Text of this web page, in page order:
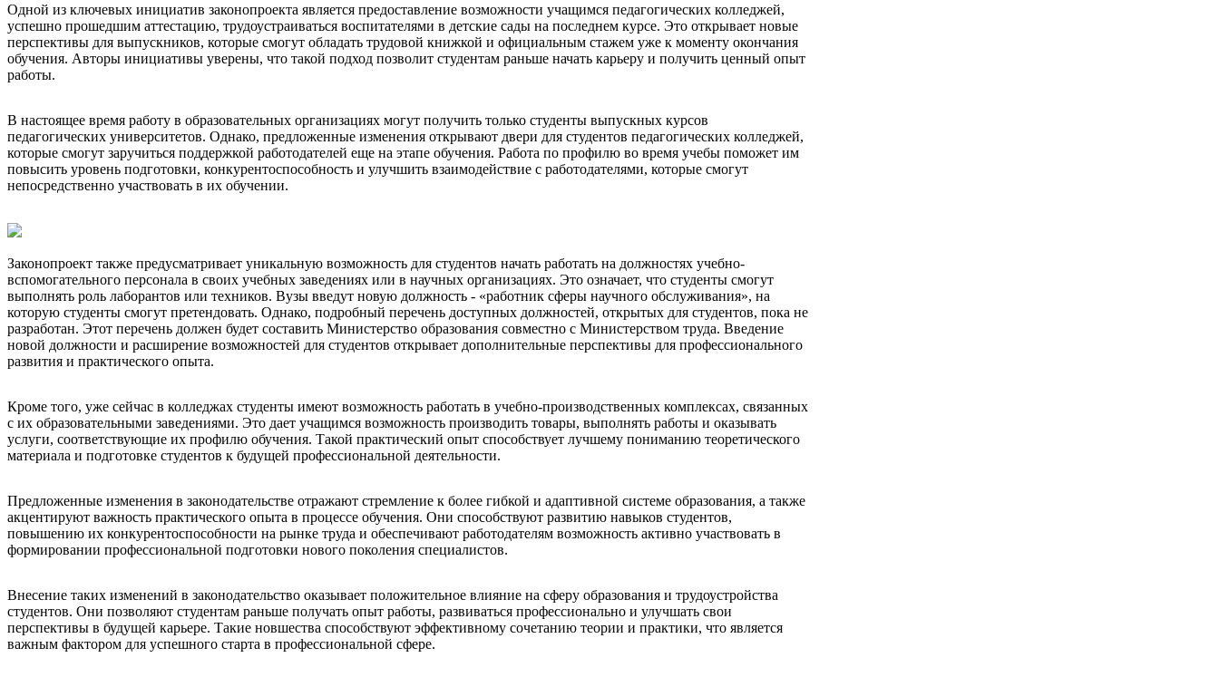
Одной из ключевых инициатив законопроекта является предоставление возможности учащимся педагогических колледжей,
успешно прошедшим аттестацию, трудоустраиваться воспитателями в детские сады на последнем курсе. Это открывает новые
перспективы для выпускников, которые смогут обладать трудовой книжкой и официальным стажем уже к моменту окончания
обучения. Авторы инициативы уверены, что такой подход позволит студентам раньше начать карьеру и получить ценный опыт
работы.
В настоящее время работу в образовательных организациях могут получить только студенты выпускных курсов
педагогических университетов. Однако, предложенные изменения открывают двери для студентов педагогических колледжей,
которые смогут заручиться поддержкой работодателей еще на этапе обучения. Работа по профилю во время учебы поможет им
повысить уровень подготовки, конкурентоспособность и улучшить взаимодействие с работодателями, которые смогут
непосредственно участвовать в их обучении.
Законопроект также предусматривает уникальную возможность для студентов начать работать на должностях учебно-
вспомогательного персонала в своих учебных заведениях или в научных организациях. Это означает, что студенты смогут
выполнять роль лаборантов или техников. Вузы введут новую должность - «работник сферы научного обслуживания», на
которую студенты смогут претендовать. Однако, подробный перечень доступных должностей, открытых для студентов, пока не
разработан. Этот перечень должен будет составить Министерство образования совместно с Министерством труда. Введение
новой должности и расширение возможностей для студентов открывает дополнительные перспективы для профессионального
развития и практического опыта.
Кроме того, уже сейчас в колледжах студенты имеют возможность работать в учебно-производственных комплексах, связанных
с их образовательными заведениями. Это дает учащимся возможность производить товары, выполнять работы и оказывать
услуги, соответствующие их профилю обучения. Такой практический опыт способствует лучшему пониманию теоретического
материала и подготовке студентов к будущей профессиональной деятельности.
Предложенные изменения в законодательстве отражают стремление к более гибкой и адаптивной системе образования, а также
акцентируют важность практического опыта в процессе обучения. Они способствуют развитию навыков студентов,
повышению их конкурентоспособности на рынке труда и обеспечивают работодателям возможность активно участвовать в
формировании профессиональной подготовки нового поколения специалистов.
Внесение таких изменений в законодательство оказывает положительное влияние на сферу образования и трудоустройства
студентов. Они позволяют студентам раньше получать опыт работы, развиваться профессионально и улучшать свои
перспективы в будущей карьере. Такие новшества способствуют эффективному сочетанию теории и практики, что является
важным фактором для успешного старта в профессиональной сфере.